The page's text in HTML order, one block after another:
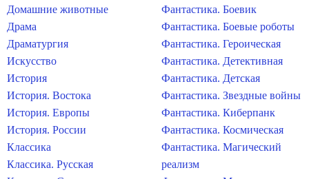
Домашние животные
Драма
Драматургия
Искусство
История
История. Востока
История. Европы
История. России
Классика
Классика. Русская
Фантастика. Боевик
Фантастика. Боевые роботы
Фантастика. Героическая
Фантастика. Детективная
Фантастика. Детская
Фантастика. Звездные войны
Фантастика. Киберпанк
Фантастика. Космическая
Фантастика. Магический
реализм